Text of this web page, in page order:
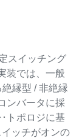
スイッチング
装では、一般
縁型 / 非絶縁
ンバータに採
トポロジに基
ッチがオンの